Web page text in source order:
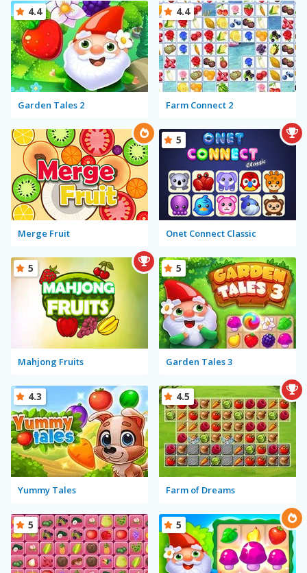
Garden Tales 2
4.4
Farm Connect 2
4.4
Merge Fruit Onet Connect Classic
5
Mahjong Fruits
5
Garden Tales 3
5
Yummy Tales
4.3
Farm of Dreams
4.5
5 5